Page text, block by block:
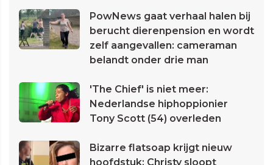
PowNews gaat verhaal halen bij
berucht dierenpension en wordt
zelf aangevallen: cameraman
belandt onder drie man
'The Chief' is niet meer:
Nederlandse hiphoppionier
Tony Scott (54) overleden
Bizarre flatsoap krijgt nieuw
hoofdstuk: Christy sloopt